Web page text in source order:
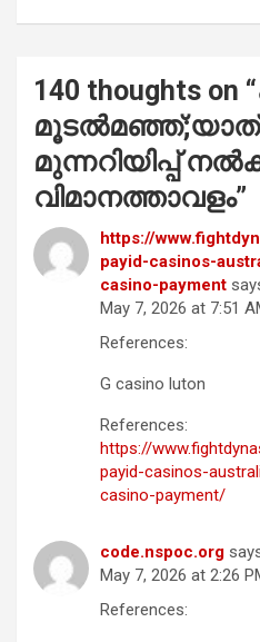
140 thoughts on “
മുന്നറിയിപ്പ്
വിമാനത്താവളം”
https://
payid-casinos-
casino-payment
May 7, 2026 at 7:51
References:
G casino luton
References:
https://
payid-casinos-
casino-payment/
code.nspoc.org
May 7, 2026 at 2:26
References: